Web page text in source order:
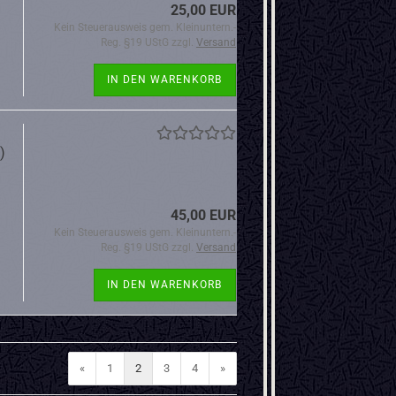
25,00 EUR
Kein Steuerausweis gem. Kleinuntern.-
Reg. §19 UStG zzgl. Versand
IN DEN WARENKORB
45,00 EUR
Kein Steuerausweis gem. Kleinuntern.-
Reg. §19 UStG zzgl. Versand
IN DEN WARENKORB
« 1 2 3 4 »